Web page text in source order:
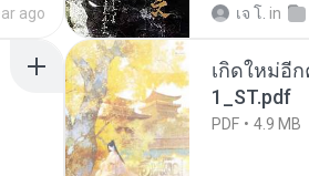
ago เจ โ. in
เกิดใหม่อี
1_ST.pdf
PDF 4.9 MB